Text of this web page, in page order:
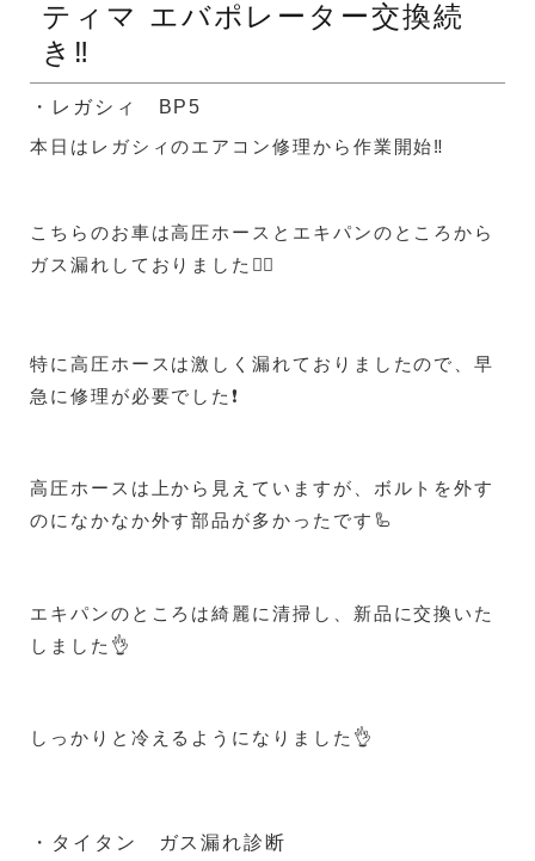
ティマ エバポレーター交換続
き‼️
・レガシィ BP5
本日はレガシィのエアコン修理から作業開始‼️
こちらのお車は高圧ホースとエキパンのところから
ガス漏れしておりました😵‍💫
特に高圧ホースは激しく漏れておりましたので、早
急に修理が必要でした❗
高圧ホースは上から見えていますが、ボルトを外す
のになかなか外す部品が多かったです🦾
エキパンのところは綺麗に清掃し、新品に交換いた
しました👌
しっかりと冷えるようになりました👌
・タイタン ガス漏れ診断